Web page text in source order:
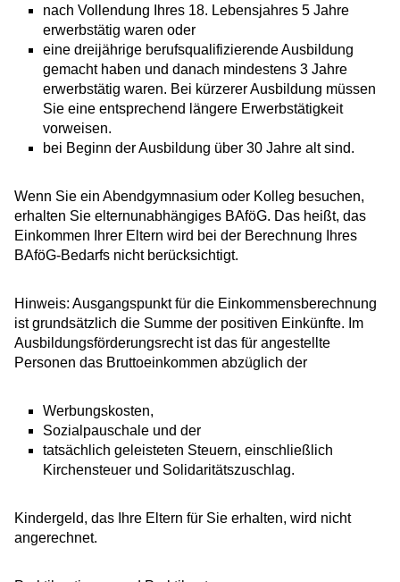
nach Vollendung Ihres 18. Lebensjahres 5 Jahre
erwerbstätig waren oder
eine dreijährige berufsqualifizierende Ausbildung
gemacht haben und danach mindestens 3 Jahre
erwerbstätig waren. Bei kürzerer Ausbildung müssen
Sie eine entsprechend längere Erwerbstätigkeit
vorweisen.
bei Beginn der Ausbildung über 30 Jahre alt sind.
Wenn Sie ein Abendgymnasium oder Kolleg besuchen,
erhalten Sie elternunabhängiges BAföG. Das heißt, das
Einkommen Ihrer Eltern wird bei der Berechnung Ihres
BAföG-Bedarfs nicht berücksichtigt.
Hinweis: Ausgangspunkt für die Einkommensberechnung
ist grundsätzlich die Summe der positiven Einkünfte. Im
Ausbildungsförderungsrecht ist das für angestellte
Personen das Bruttoeinkommen abzüglich der
Werbungskosten,
Sozialpauschale und der
tatsächlich geleisteten Steuern, einschließlich
Kirchensteuer und Solidaritätszuschlag.
Kindergeld, das Ihre Eltern für Sie erhalten, wird nicht
angerechnet.